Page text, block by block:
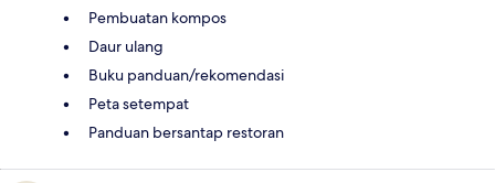
Pembuatan kompos
Daur ulang
Buku panduan/rekomendasi
Peta setempat
Panduan bersantap restoran